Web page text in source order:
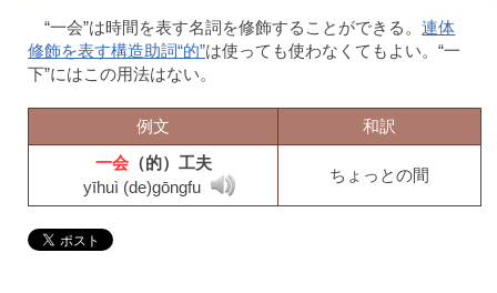
“一会”は時間を表す名詞を修飾することができる。連体
修飾を表す構造助詞“的”は使っても使わなくてもよい。“一
下”にはこの用法はない。
例文
和訳
一会（的）工夫
yīhuì (de)gōngfu
ちょっとの間